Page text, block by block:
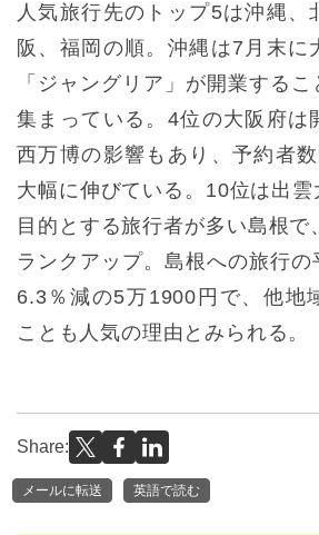
人気旅行先のトップ5は沖縄、
阪、福岡の順。沖縄は7月末に
「ジャングリア」が開業する
集まっている。4位の大阪府は
西万博の影響もあり、予約者
大幅に伸びている。10位は出雲
目的とする旅行者が多い島根で
ランクアップ。島根への旅行
6.3％減の5万1900円で、他地
ことも人気の理由とみられる。
Share:
メールに転送 英語で読む